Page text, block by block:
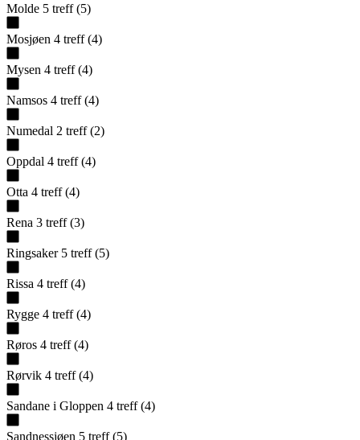
Molde 5 treff (5)
Mosjøen 4 treff (4)
Mysen 4 treff (4)
Namsos 4 treff (4)
Numedal 2 treff (2)
Oppdal 4 treff (4)
Otta 4 treff (4)
Rena 3 treff (3)
Ringsaker 5 treff (5)
Rissa 4 treff (4)
Rygge 4 treff (4)
Røros 4 treff (4)
Rørvik 4 treff (4)
Sandane i Gloppen 4 treff (4)
Sandnessjøen 5 treff (5)